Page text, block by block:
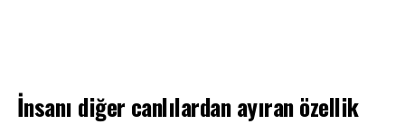
İnsanı diğer canlılardan ayıran özellik